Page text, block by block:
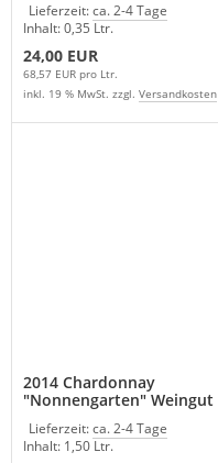
Lieferzeit:ca. 2-4 Tage
Inhalt: 0,35 Ltr.
24,00 EUR
68,57 EUR pro Ltr.
inkl. 19 % MwSt. zzgl. Versandkosten
2014 Chardonnay
"Nonnengarten" Weingut
Lieferzeit:ca. 2-4 Tage
Inhalt: 1,50 Ltr.